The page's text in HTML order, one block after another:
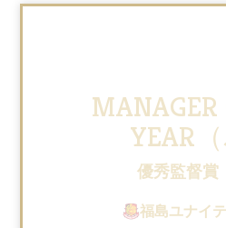
YEAR（
優秀監督賞
福島ユナイ